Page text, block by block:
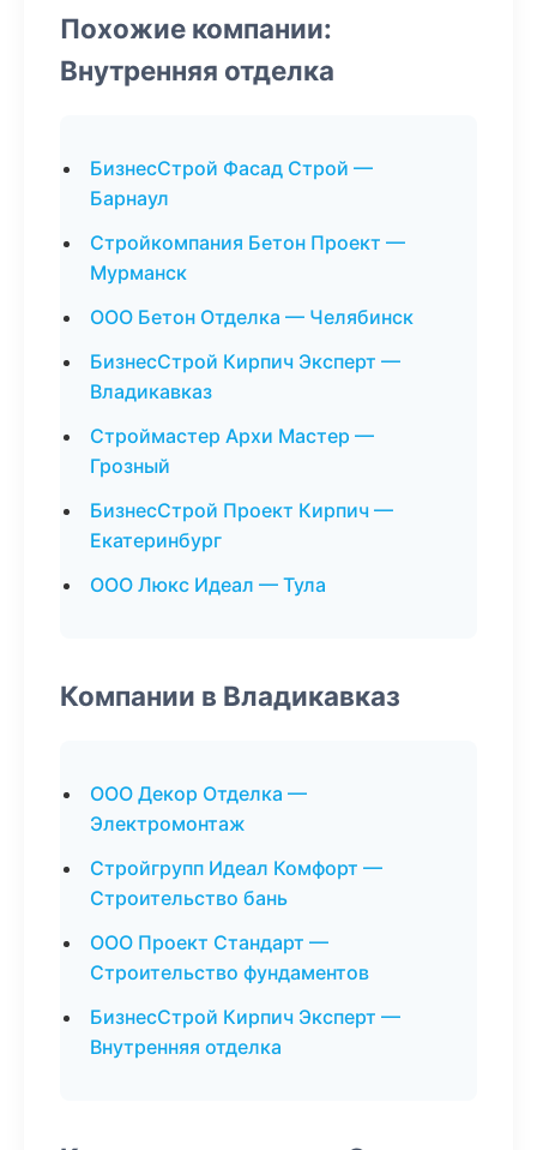
Похожие компании:
Внутренняя отделка
БизнесСтрой Фасад Строй —
Барнаул
Стройкомпания Бетон Проект —
Мурманск
ООО Бетон Отделка — Челябинск
БизнесСтрой Кирпич Эксперт —
Владикавказ
Строймастер Архи Мастер —
Грозный
БизнесСтрой Проект Кирпич —
Екатеринбург
ООО Люкс Идеал — Тула
Компании в Владикавказ
ООО Декор Отделка —
Электромонтаж
Стройгрупп Идеал Комфорт —
Строительство бань
ООО Проект Стандарт —
Строительство фундаментов
БизнесСтрой Кирпич Эксперт —
Внутренняя отделка